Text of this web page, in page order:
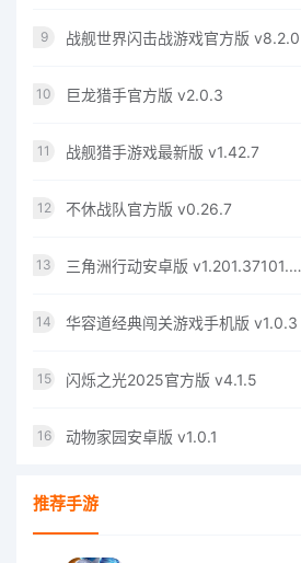
9 战舰世界闪击战游戏官方版 v8.2.0
10 巨龙猎手官方版 v2.0.3
11 战舰猎手游戏最新版 v1.42.7
12 不休战队官方版 v0.26.7
13 三角洲行动安卓版 v1.201.37101.35
14 华容道经典闯关游戏手机版 v1.0.3
15 闪烁之光2025官方版 v4.1.5
16 动物家园安卓版 v1.0.1
推荐手游